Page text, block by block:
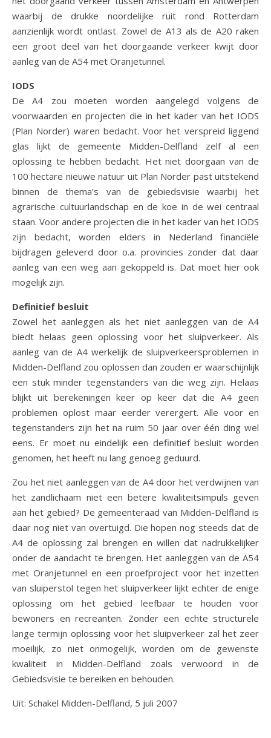
waarbij de drukke noordelijke ruit rond Rotterdam
aanzienlijk wordt ontlast. Zowel de A13 als de A20 raken
een groot deel van het doorgaande verkeer kwijt door
aanleg van de A54 met Oranjetunnel.
IODS
De A4 zou moeten worden aangelegd volgens de
voorwaarden en projecten die in het kader van het IODS
(Plan Norder) waren bedacht. Voor het verspreid liggend
glas lijkt de gemeente Midden-Delfland zelf al een
oplossing te hebben bedacht. Het niet doorgaan van de
100 hectare nieuwe natuur uit Plan Norder past uitstekend
binnen de thema’s van de gebiedsvisie waarbij het
agrarische cultuurlandschap en de koe in de wei centraal
staan. Voor andere projecten die in het kader van het IODS
zijn bedacht, worden elders in Nederland financiële
bijdragen geleverd door o.a. provincies zonder dat daar
aanleg van een weg aan gekoppeld is. Dat moet hier ook
mogelijk zijn.
Definitief besluit
Zowel het aanleggen als het niet aanleggen van de A4
biedt helaas geen oplossing voor het sluipverkeer. Als
aanleg van de A4 werkelijk de sluipverkeersproblemen in
Midden-Delfland zou oplossen dan zouden er waarschijnlijk
een stuk minder tegenstanders van die weg zijn. Helaas
blijkt uit berekeningen keer op keer dat die A4 geen
problemen oplost maar eerder verergert. Alle voor en
tegenstanders zijn het na ruim 50 jaar over één ding wel
eens. Er moet nu eindelijk een definitief besluit worden
genomen, het heeft nu lang genoeg geduurd.
Zou het niet aanleggen van de A4 door het verdwijnen van
het zandlichaam niet een betere kwaliteitsimpuls geven
aan het gebied? De gemeenteraad van Midden-Delfland is
daar nog niet van overtuigd. Die hopen nog steeds dat de
A4 de oplossing zal brengen en willen dat nadrukkelijker
onder de aandacht te brengen. Het aanleggen van de A54
met Oranjetunnel en een proefproject voor het inzetten
van sluiperstol tegen het sluipverkeer lijkt echter de enige
oplossing om het gebied leefbaar te houden voor
bewoners en recreanten. Zonder een echte structurele
lange termijn oplossing voor het sluipverkeer zal het zeer
moeilijk, zo niet onmogelijk, worden om de gewenste
kwaliteit in Midden-Delfland zoals verwoord in de
Gebiedsvisie te bereiken en behouden.
Uit: Schakel Midden-Delfland, 5 juli 2007